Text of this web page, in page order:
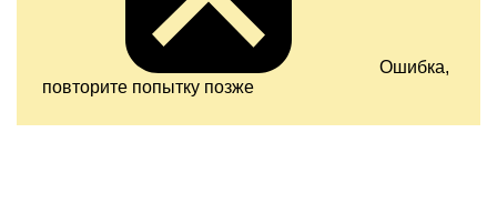
Ошибка,
повторите попытку позже